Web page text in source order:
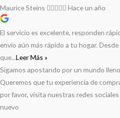
Maurice Steins
Hace un año
El servicio es excelente, responden
envío aún más rápido a tu hogar.
que...Leer Más »
Sigamos apostando por un mundo
Queremos que tu experiencia de
por favor, visita nuestras redes
nuevo